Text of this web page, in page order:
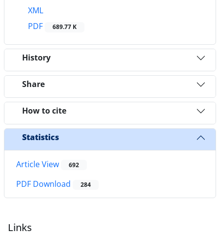
XML
PDF
689.77 K
History
Share
How to cite
Statistics
Article View 692
PDF Download 284
Links